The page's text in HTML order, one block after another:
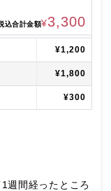
込合計金額¥3,300
¥1,200
¥1,800
¥300
週間経ったところ